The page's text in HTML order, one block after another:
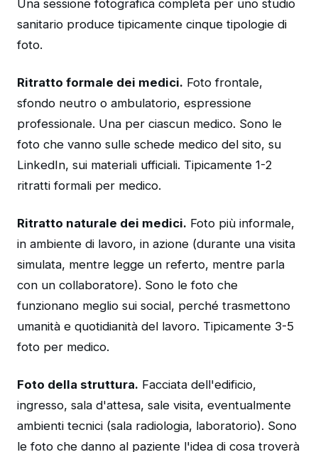
Una sessione fotografica completa per uno studio
sanitario produce tipicamente cinque tipologie di
foto.
Ritratto formale dei medici. Foto frontale,
sfondo neutro o ambulatorio, espressione
professionale. Una per ciascun medico. Sono le
foto che vanno sulle schede medico del sito, su
LinkedIn, sui materiali ufficiali. Tipicamente 1-2
ritratti formali per medico.
Ritratto naturale dei medici. Foto più informale,
in ambiente di lavoro, in azione (durante una visita
simulata, mentre legge un referto, mentre parla
con un collaboratore). Sono le foto che
funzionano meglio sui social, perché trasmettono
umanità e quotidianità del lavoro. Tipicamente 3-5
foto per medico.
Foto della struttura. Facciata dell'edificio,
ingresso, sala d'attesa, sale visita, eventualmente
ambienti tecnici (sala radiologia, laboratorio). Sono
le foto che danno al paziente l'idea di cosa troverà